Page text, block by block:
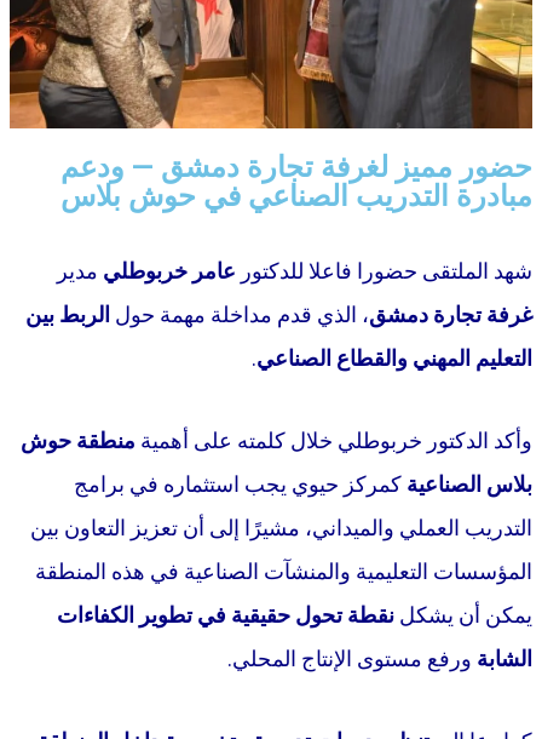
حضور مميز لغرفة تجارة دمشق — ودعم
مبادرة التدريب الصناعي في حوش بلاس
شهد الملتقى حضورا فاعلا للدكتور عامر خربوطلي مدير
غرفة تجارة دمشق، الذي قدم مداخلة مهمة حول الربط بين
التعليم المهني والقطاع الصناعي.
وأكد الدكتور خربوطلي خلال كلمته على أهمية منطقة حوش
بلاس الصناعية كمركز حيوي يجب استثماره في برامج
التدريب العملي والميداني، مشيرًا إلى أن تعزيز التعاون بين
المؤسسات التعليمية والمنشآت الصناعية في هذه المنطقة
يمكن أن يشكل نقطة تحول حقيقية في تطوير الكفاءات
الشابة ورفع مستوى الإنتاج المحلي.